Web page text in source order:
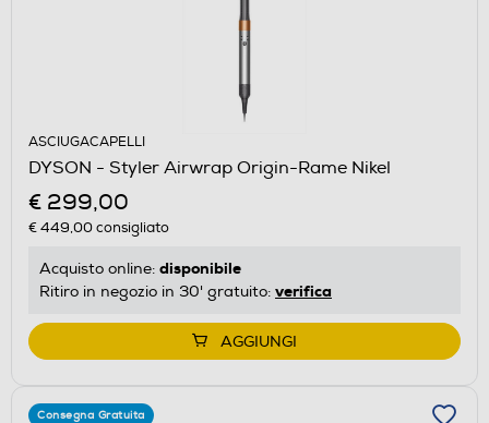
ASCIUGACAPELLI
DYSON - Styler Airwrap Origin-Rame Nikel
€ 299,00
€ 449,00consigliato
Acquisto online: disponibile
Ritiro in negozio in 30' gratuito: verifica
AGGIUNGI
Consegna Gratuita